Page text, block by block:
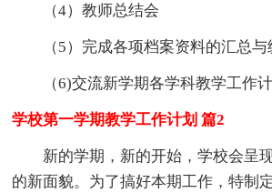
（4）教师总结会
（5）完成各项档案资料的汇总与
（6)交流新学期各学科教学工作
学校第一学期教学工作计划 篇2
新的学期，新的开始，学校会呈
的新面貌。为了搞好本期工作，特制